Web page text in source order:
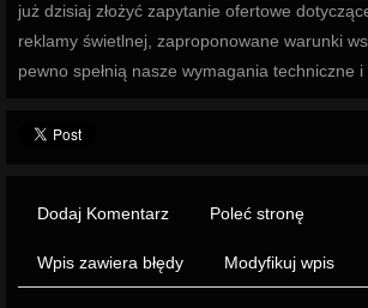
już dzisiaj złożyć zapytanie ofertowe
reklamy świetlnej, zaproponowane warunki
pewno spełnią nasze wymagania techniczne i
Dodaj Komentarz Poleć stronę
Wpis zawiera błędy Modyfikuj wpis